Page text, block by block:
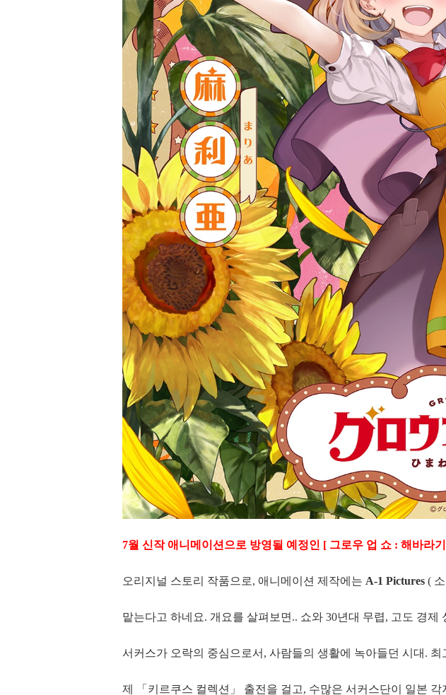
7월 신작 애니메이션으로 방영될 예정인 [ 그로우 업 쇼 : 해바라
오리지널 스토리 작품으로, 애니메이션 제작에는 A-1 Pictures (
맡는다고 하네요. 개요를 살펴보면.. 쇼와 30년대 무렵, 고도 경
서커스가 오락의 중심으로서, 사람들의 생활에 녹아들던 시대.
제 「키르쿠스 컬렉션」 출전을 걸고, 수많은 서커스단이 일본